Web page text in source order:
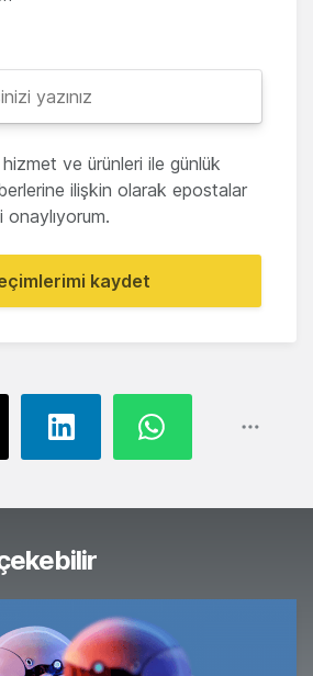
ve ürünleri ile günlük
ilişkin olarak epostalar
kaydet